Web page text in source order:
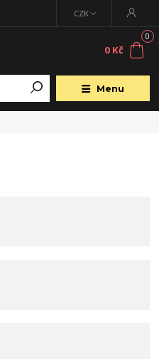
Menu
CZK
0
0 Kč